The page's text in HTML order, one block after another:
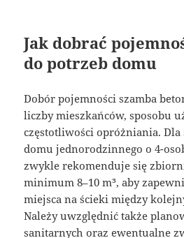
Jak dobrać
do potrzeb domu
Dobór pojemności szamba
liczby mieszkańców, sposobu
częstotliwości opróżniania. Dla
domu jednorodzinnego o 4-
zwykle rekomenduje się
minimum 8–10 m³, aby
miejsca na ścieki między
Należy uwzględnić także
sanitarnych oraz ewentualne